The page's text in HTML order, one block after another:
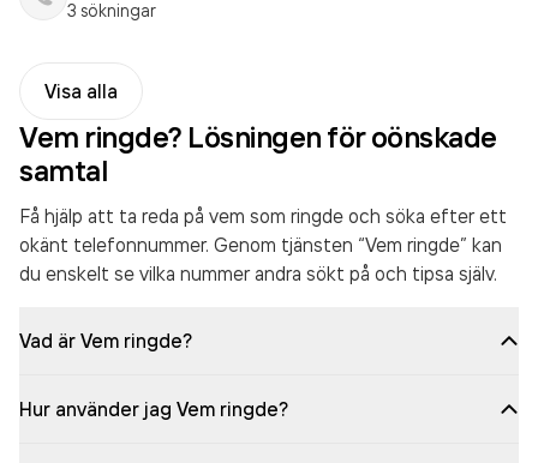
3 sökningar
Visa alla
Vem ringde? Lösningen för oönskade
samtal
Få hjälp att ta reda på vem som ringde och söka efter ett
okänt telefonnummer. Genom tjänsten “Vem ringde” kan
du enskelt se vilka nummer andra sökt på och tipsa själv.
Vad är Vem ringde?
Hur använder jag Vem ringde?